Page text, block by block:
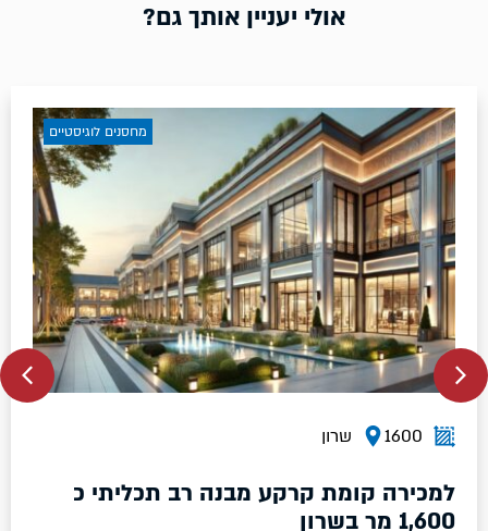
אולי יעניין אותך גם?
1600 שרון
למכירה קומת קרקע מבנה רב תכליתי כ
1,600 מר בשרון
מחסנים לוגיסטיים